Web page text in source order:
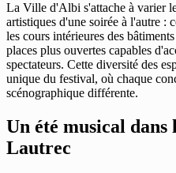
La Ville d'Albi s'attache à varier
artistiques d'une soirée à l'autre :
les cours intérieures des
places plus ouvertes capables
spectateurs. Cette diversité des
unique du festival, où chaque
scénographique différente.
Un été musical dans
Lautrec